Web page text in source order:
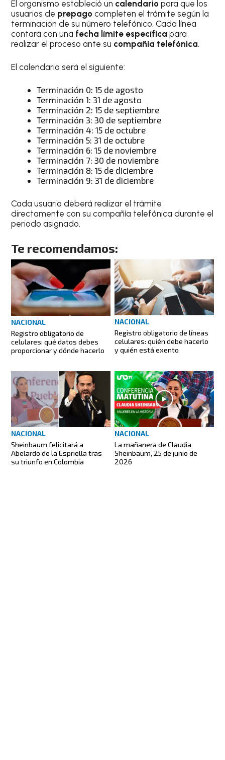
El organismo estableció un calendario para que los
usuarios de prepago completen el trámite según la
terminación de su número telefónico. Cada línea
contará con una fecha límite específica para
realizar el proceso ante su compañía telefónica.
El calendario será el siguiente:
Terminación 0: 15 de agosto
Terminación 1: 31 de agosto
Terminación 2: 15 de septiembre
Terminación 3: 30 de septiembre
Terminación 4: 15 de octubre
Terminación 5: 31 de octubre
Terminación 6: 15 de noviembre
Terminación 7: 30 de noviembre
Terminación 8: 15 de diciembre
Terminación 9: 31 de diciembre
Cada usuario deberá realizar el trámite
directamente con su compañía telefónica durante el
periodo asignado.
Te recomendamos:
NACIONAL
Registro obligatorio de
celulares: qué datos debes
proporcionar y dónde hacerlo
NACIONAL
Registro obligatorio de líneas
celulares: quién debe hacerlo
y quién está exento
NACIONAL
Sheinbaum felicitará a
Abelardo de la Espriella tras
su triunfo en Colombia
NACIONAL
La mañanera de Claudia
Sheinbaum, 25 de junio de
2026